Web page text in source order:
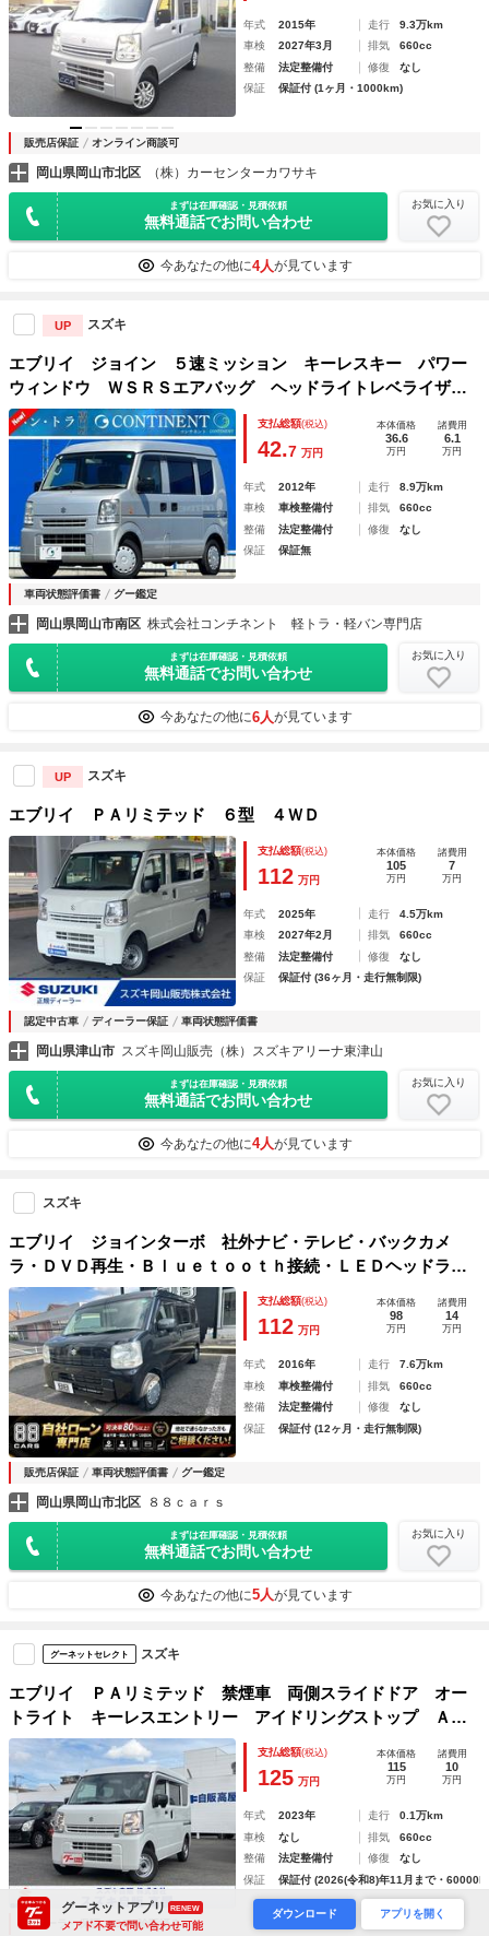
年式 2015年 走行
9.3万km
車検
2027年3月 排気
660cc
整備
法定整備付 修復
なし
保証
保証付 (1ヶ月・1000km)
販売店保証 オンライン商談可
岡山県岡山市北区 （株）カーセンターカワサキ
まずは在庫確認・見積依頼
無料通話でお問い合わせ
お気に入り
今あなたの他に4人が見ています
UP スズキ
エブリイ ジョイン ５速ミッション キーレスキー パワー
ウィンドウ ＷＳＲＳエアバッグ ヘッドライトレベライザ
ー エアコン パワステ リアワイパー アームレスト リア
スモーク 取扱説明書・保証書 最大積載量３５０ｋｇ
支払総額(税込)
42.7 万円
本体価格
36.6
万円
諸費用
6.1
万円
年式 2012年 走行
8.9万km
車検
車検整備付 排気
660cc
整備
法定整備付 修復
なし
保証
保証無
車両状態評価書 グー鑑定
岡山県岡山市南区 株式会社コンチネント 軽トラ・軽バン専門店
まずは在庫確認・見積依頼
無料通話でお問い合わせ
お気に入り
今あなたの他に6人が見ています
UP スズキ
エブリイ ＰＡリミテッド ６型 ４ＷＤ
支払総額(税込)
112 万円
本体価格
105
万円
諸費用
7
万円
年式 2025年 走行
4.5万km
車検
2027年2月 排気
660cc
整備
法定整備付 修復
なし
保証
保証付 (36ヶ月・走行無制限)
認定中古車 ディーラー保証 車両状態評価書
岡山県津山市 スズキ岡山販売（株）スズキアリーナ東津山
まずは在庫確認・見積依頼
無料通話でお問い合わせ
お気に入り
今あなたの他に4人が見ています
スズキ
エブリイ ジョインターボ 社外ナビ・テレビ・バックカメ
ラ・ＤＶＤ再生・Ｂｌｕｅｔｏｏｔｈ接続・ＬＥＤヘッドライ
ト・ベッドキット・ＥＴＣ・電格ミラー！！
支払総額(税込)
112 万円
本体価格
98
万円
諸費用
14
万円
年式 2016年 走行
7.6万km
車検
車検整備付 排気
660cc
整備
法定整備付 修復
なし
保証
保証付 (12ヶ月・走行無制限)
販売店保証 車両状態評価書 グー鑑定
岡山県岡山市北区 ８８ｃａｒｓ
まずは在庫確認・見積依頼
無料通話でお問い合わせ
お気に入り
今あなたの他に5人が見ています
グーネットセレクト スズキ
エブリイ ＰＡリミテッド 禁煙車 両側スライドドア オー
トライト キーレスエントリー アイドリングストップ Ａ
Ｔ 盗難防止システム ＡＢＳ ＥＳＣ 衝突安全ボディ エ
アコン パワーステアリング パワーウィンドウ
支払総額(税込)
125 万円
本体価格
115
万円
諸費用
10
万円
年式 2023年 走行
0.1万km
車検
なし 排気
660cc
整備
法定整備付 修復
なし
保証
保証付 (2026(令和8)年11月まで・
ディーラー保証 OBD診断済み
グーネットアプリ RENEW
メアド不要で問い合わせ可能
ダウンロード アプリを開く